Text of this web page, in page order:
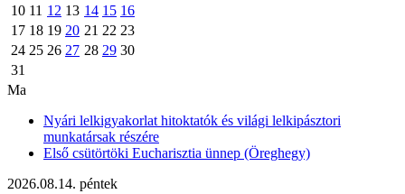
10 11 12 13 14 15 16
17 18 19 20 21 22 23
24 25 26 27 28 29 30
31
Ma
Nyári lelkigyakorlat hitoktatók és világi lelkipásztori
munkatársak részére
Első csütörtöki Eucharisztia ünnep (Öreghegy)
2026.08.14. péntek